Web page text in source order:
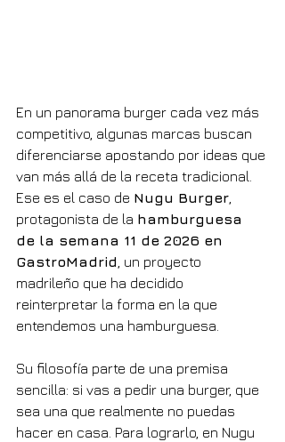
En un panorama burger cada vez más
competitivo, algunas marcas buscan
diferenciarse apostando por ideas que
van más allá de la receta tradicional.
Ese es el caso de Nugu Burger
protagonista de la hamburguesa
de la semana 11 de 2026 en
GastroMadrid , un proyecto
madrileño que ha decidido
reinterpretar la forma en la que
entendemos una hamburguesa.
Su filosofía parte de una premisa
sencilla: si vas a pedir una burger, que
sea una que realmente no puedas
hacer en casa. Para lograrlo, en Nugu